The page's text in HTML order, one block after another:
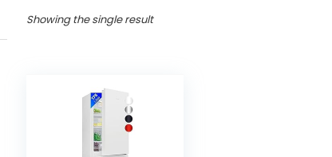
Showing the single result